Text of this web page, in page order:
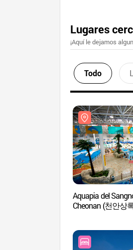
Lugares
¡Aquí le dejamos
Todo
Aquapia del
Cheonan (천안상